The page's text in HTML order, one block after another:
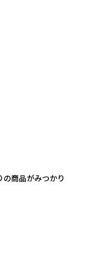
の商品がみつかり